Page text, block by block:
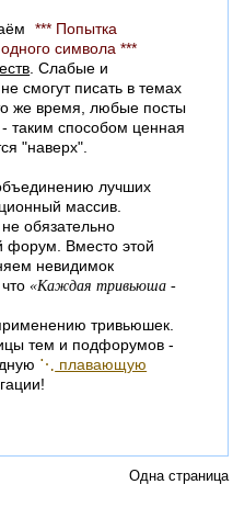
*** Попытка
символа ***
. Слабые и
смогут писать в темах
же время, любые посты
таким способом ценная
"наверх".
лучших
массив.
обязательно
форум. Вместо этой
невидимок
«Каждая тривьюша -
тривьюшек.
тем и подфорумов -
⋱
плавающую
Одна страница